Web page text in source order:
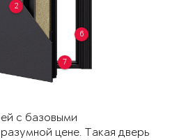
2
6
7
с базовыми
цене. Такая дверь